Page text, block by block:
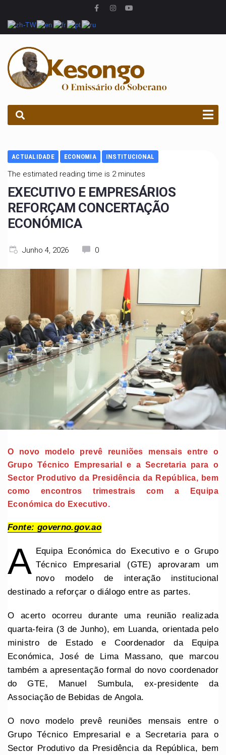
ACTUALIDADE ECONOMIA INSTITUCIONAL
The estimated reading time is 2 minutes
EXECUTIVO E EMPRESÁRIOS
REFORÇAM CONCERTAÇÃO
ECONÓMICA
Junho 4, 2026 0
O novo modelo prevê reuniões mensais entre o
Grupo Técnico Empresarial e a Secretaria para o
Sector Produtivo da Presidência da República, bem
como encontros trimestrais com a Equipa
Económica do Executivo.
Fonte: governo.gov.ao
A Equipa Económica do Executivo e o Grupo
Técnico Empresarial (GTE) aprovaram um
novo modelo de interação institucional
destinado a reforçar o diálogo entre as partes.
O acerto ocorreu durante uma reunião realizada
quarta-feira (3 de Junho), em Luanda, orientada pelo
ministro de Estado e Coordenador da Equipa
Económica, José de Lima Massano, que marcou
também a apresentação formal do novo coordenador
do GTE, Manuel Sumbula, ex-presidente da
Associação de Bebidas de Angola.
O novo modelo prevê reuniões mensais entre o
Grupo Técnico Empresarial e a Secretaria para o
Sector Produtivo da Presidência da República, bem
PROCURAR